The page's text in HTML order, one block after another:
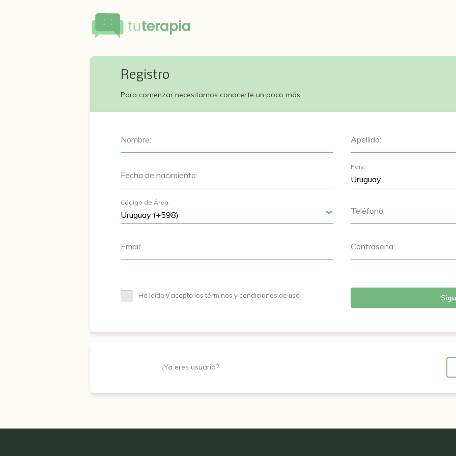
Registro
Para comenzar necesitamos conocerte un poco más
Nombre: Apellido:
Fecha de nacimiento:
País:
Código de Área:
Teléfono:
Email: Contraseña:
He leído y acepto los términos y condiciones de uso
¿Ya eres usuario?